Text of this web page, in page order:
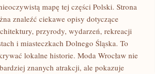
mapę tej części Polski. Strona
znaleźć ciekawe opisy dotyczące
przyrody, wydarzeń, rekreacji
i miasteczkach Dolnego Śląska. To
lokalne historie. Moda Wrocław nie
znanych atrakcji, ale pokazuje